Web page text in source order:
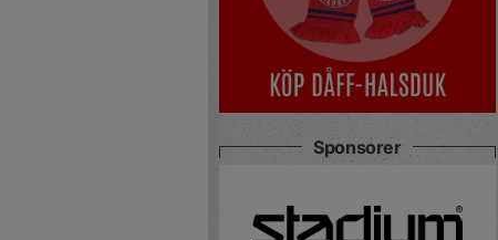
Sponsorer